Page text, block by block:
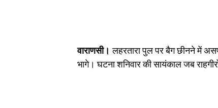
वाराणसी।लहरतारा पुल पर बैग छीनने में
भागे। घटना शनिवार की सायंकाल जब